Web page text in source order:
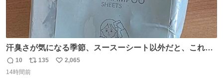
汗臭さが気になる季節、スースーシート以外だと、これが
とにかくスッキリする。2年くらい前に #生活は踊る で紹
介したやつ。おじさんにもおばさんにもオススメだ。ドラ
返
信
10
リ
ポ
135
い
2,065
14時間前